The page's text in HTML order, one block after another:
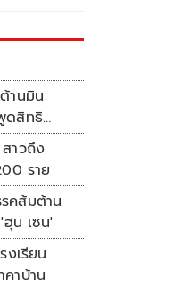
านมิน
ดสิทธิ
าวถึง
ราย
คส้มต้าน
น เซน'
งเรียน
าบ้าน